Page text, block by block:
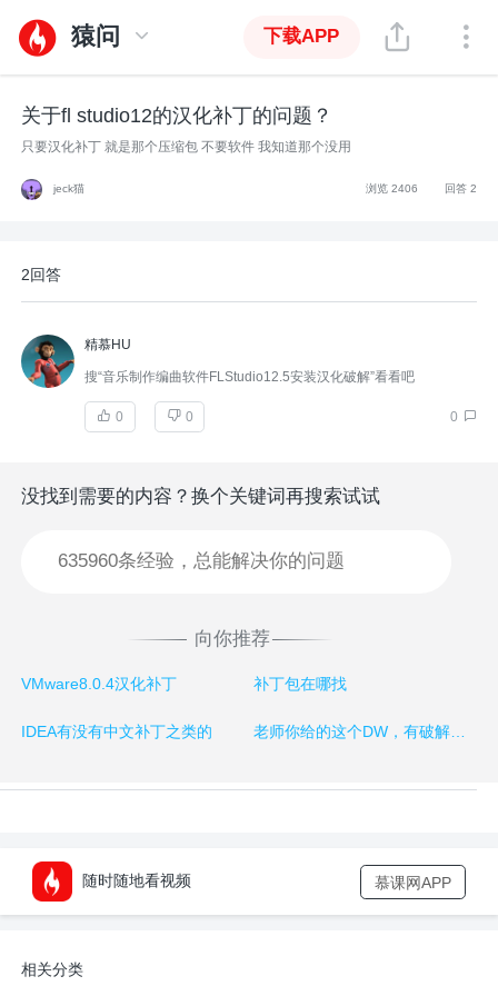
猿问 下载APP
关于fl studio12的汉化补丁的问题？
只要汉化补丁 就是那个压缩包 不要软件 我知道那个没用
jeck猫 浏览 2406 回答 2
2回答
精慕HU
搜“音乐制作编曲软件FLStudio12.5安装汉化破解”看看吧
0 0 0
没找到需要的内容？换个关键词再搜索试试
向你推荐
VMware8.0.4汉化补丁 补丁包在哪找
IDEA有没有中文补丁之类的 老师你给的这个DW，有破解补丁吗？
随时随地看视频 慕课网APP
相关分类